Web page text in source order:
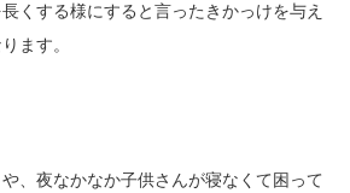
くする様にすると言ったきかっけを与え
ます。
、夜なかなか子供さんが寝なくて困って